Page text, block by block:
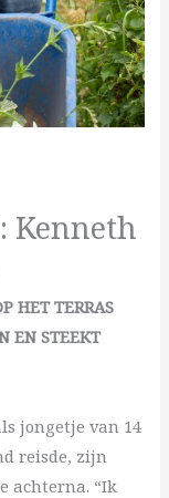
HET TERRAS
EN STEEKT
jongetje van 14
reisde, zijn
achterna. “Ik